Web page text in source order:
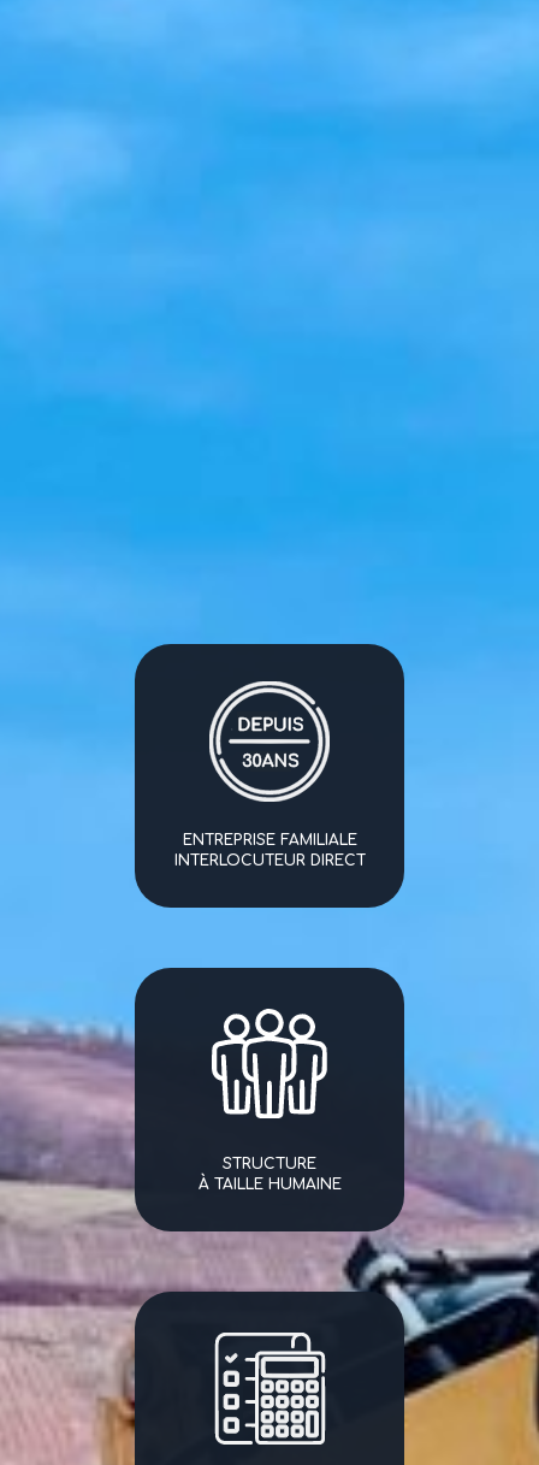
ENTREPRISE FAMILIALE
INTERLOCUTEUR DIRECT
STRUCTURE
À TAILLE HUMAINE